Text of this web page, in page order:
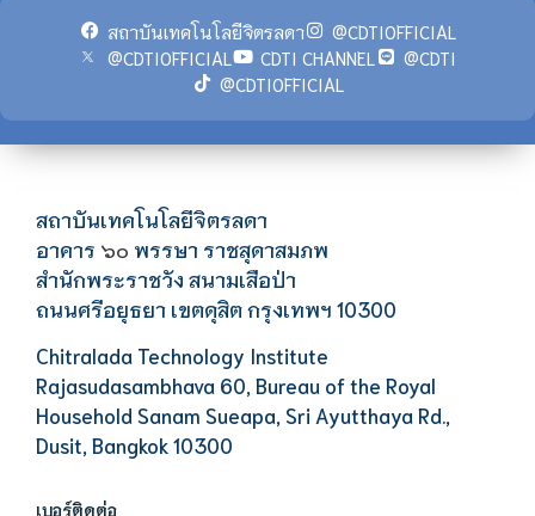
สถาบันเทคโนโลยีจิตรลดา
@CDTIOFFICIAL
@CDTIOFFICIAL
CDTI CHANNEL
@CDTI
@CDTIOFFICIAL
สถาบันเทคโนโลยีจิตรลดา
อาคาร ๖๐ พรรษา ราชสุดาสมภพ
สำนักพระราชวัง สนามเสือป่า
ถนนศรีอยุธยา เขตดุสิต กรุงเทพฯ 10300
Chitralada Technology Institute
Rajasudasambhava 60, Bureau of the Royal
Household Sanam Sueapa, Sri Ayutthaya Rd.,
Dusit, Bangkok 10300
เบอร์ติดต่อ